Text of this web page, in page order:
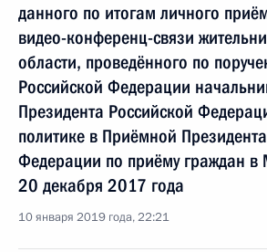
данного по итогам личного
видео-конференц-связи
области, проведённого по
Российской Федерации
Президента Российской
политике в Приёмной
Федерации по приёму граждан в
20 декабря 2017 года
10 января 2019 года, 22:21